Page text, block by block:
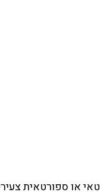
או ספורטאית